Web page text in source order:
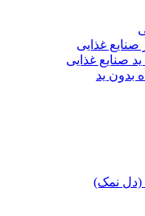
غذایی
صنایع غذایی
بدون ید
(دل نمک)